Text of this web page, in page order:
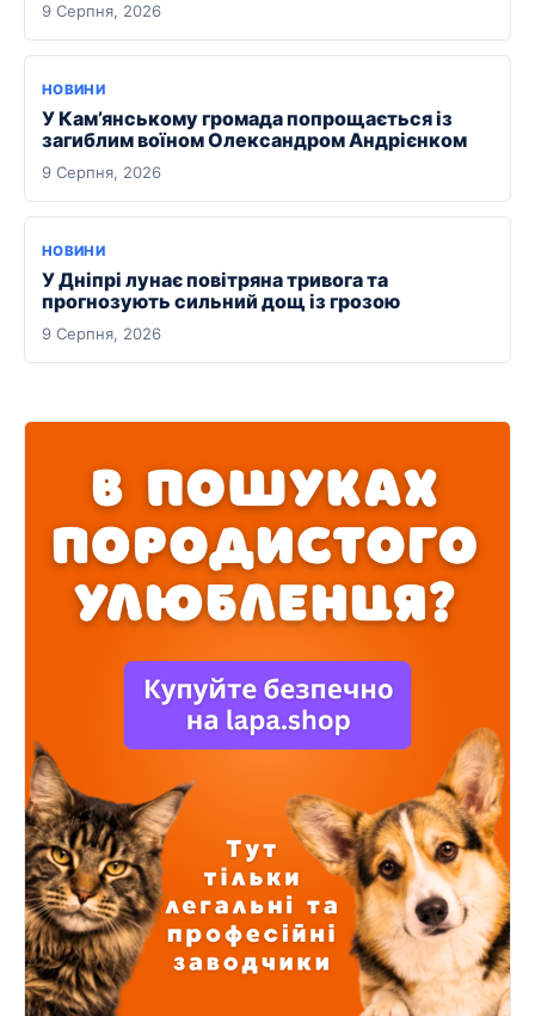
9 Серпня, 2026
НОВИНИ
У Кам’янському громада попрощається із
загиблим воїном Олександром Андрієнком
9 Серпня, 2026
НОВИНИ
У Дніпрі лунає повітряна тривога та
прогнозують сильний дощ із грозою
9 Серпня, 2026